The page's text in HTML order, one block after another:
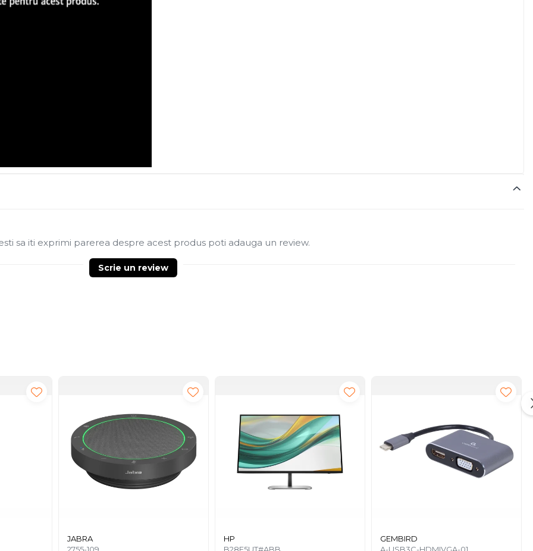
sa iti exprimi parerea despre acest produs poti adauga un review.
Scrie un review
JABRA
HP
GEMBIRD